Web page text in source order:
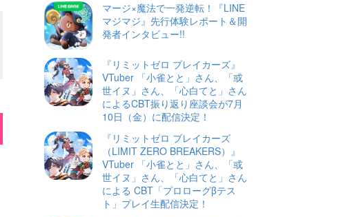
マージ×魔法で一発逆転！『LINE
マジマジ』先行体験レポート＆開
発者インタビュー!!
『リミットゼロ ブレイカーズ』
VTuber 「小雀とと」さん、「或
世イヌ」さん、「心白てと」さん
によるCBT振り返り座談会が7月
10日（金）に配信決定！
『リミットゼロ ブレイカーズ
（LIMIT ZERO BREAKERS）』
VTuber 「小雀とと」さん、「或
世イヌ」さん、「心白てと」さん
による CBT「プロローグβテス
ト」プレイ生配信決定！